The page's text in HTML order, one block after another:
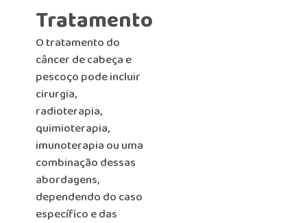
Tratamento
O tratamento do
câncer de cabeça e
pescoço pode incluir
cirurgia,
radioterapia,
quimioterapia,
imunoterapia ou uma
combinação dessas
abordagens,
dependendo do caso
específico e das